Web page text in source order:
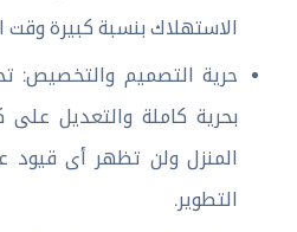
الاستهلاك بنسبة كبيرة وقت
حرية التصميم والتخصيص:
بحرية كاملة والتعديل على
المنزل ولن تظهر أى قيود
التطوير.